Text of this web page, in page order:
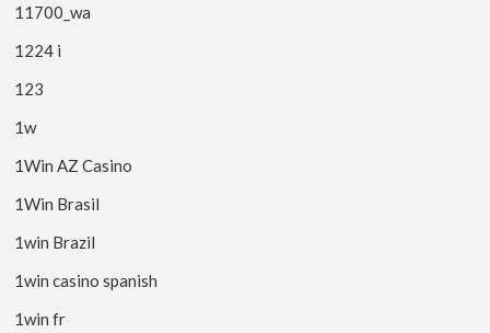
11700_wa
1224 i
123
1w
1Win AZ Casino
1Win Brasil
1win Brazil
1win casino spanish
1win fr